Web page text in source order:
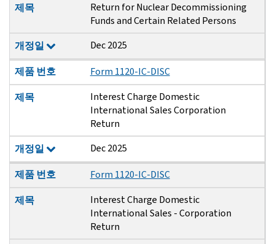
제목
Return for Nuclear Decommissioning
Funds and Certain Related Persons
개정일
Dec 2025
제품 번호
Form 1120-IC-DISC
제목
Interest Charge Domestic
International Sales Corporation
Return
개정일
Dec 2025
제품 번호
Form 1120-IC-DISC
제목
Interest Charge Domestic
International Sales - Corporation
Return